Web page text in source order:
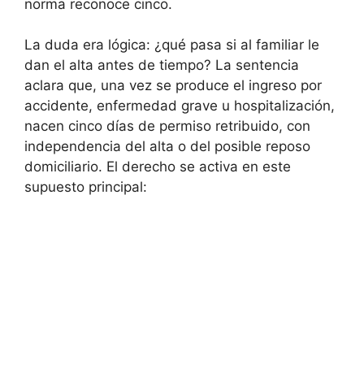
norma reconoce cinco.
La duda era lógica: ¿qué pasa si al familiar le
dan el alta antes de tiempo? La sentencia
aclara que, una vez se produce el ingreso por
accidente, enfermedad grave u hospitalización,
nacen cinco días de permiso retribuido, con
independencia del alta o del posible reposo
domiciliario. El derecho se activa en este
supuesto principal: